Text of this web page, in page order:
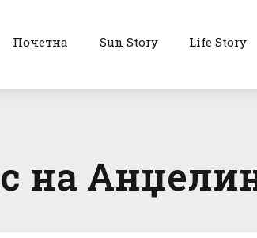
Почетна Sun Story Life Story
на